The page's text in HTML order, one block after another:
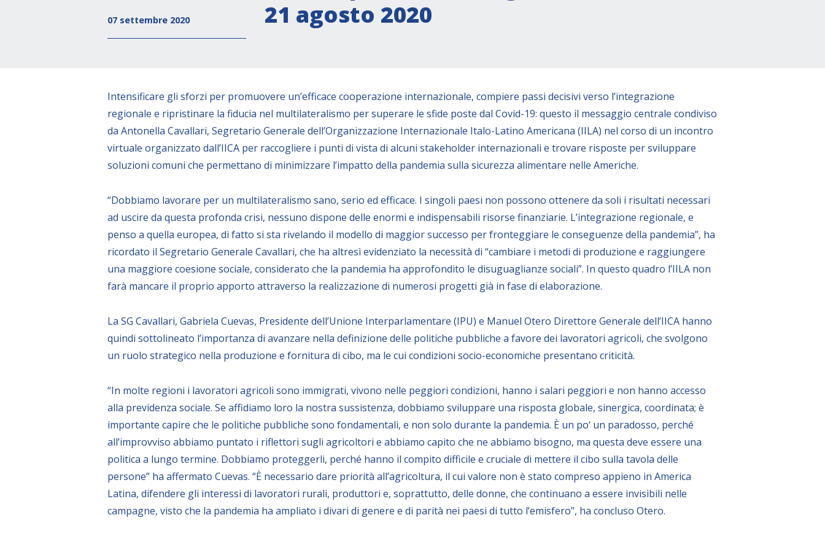
07 settembre 2020
21 agosto 2020
Intensificare gli sforzi per promuovere un’efficace cooperazione internazionale, compiere passi decisivi verso l’integrazione
regionale e ripristinare la fiducia nel multilateralismo per superare le sfide poste dal Covid-19: questo il messaggio centrale condiviso
da Antonella Cavallari, Segretario Generale dell’Organizzazione Internazionale Italo-Latino Americana (IILA) nel corso di un incontro
virtuale organizzato dall’IICA per raccogliere i punti di vista di alcuni stakeholder internazionali e trovare risposte per sviluppare
soluzioni comuni che permettano di minimizzare l’impatto della pandemia sulla sicurezza alimentare nelle Americhe.
“Dobbiamo lavorare per un multilateralismo sano, serio ed efficace. I singoli paesi non possono ottenere da soli i risultati necessari
ad uscire da questa profonda crisi, nessuno dispone delle enormi e indispensabili risorse finanziarie. L’integrazione regionale, e
penso a quella europea, di fatto si sta rivelando il modello di maggior successo per fronteggiare le conseguenze della pandemia”, ha
ricordato il Segretario Generale Cavallari, che ha altresì evidenziato la necessità di “cambiare i metodi di produzione e raggiungere
una maggiore coesione sociale, considerato che la pandemia ha approfondito le disuguaglianze sociali”. In questo quadro l’IILA non
farà mancare il proprio apporto attraverso la realizzazione di numerosi progetti già in fase di elaborazione.
La SG Cavallari, Gabriela Cuevas, Presidente dell’Unione Interparlamentare (IPU) e Manuel Otero Direttore Generale dell’IICA hanno
quindi sottolineato l’importanza di avanzare nella definizione delle politiche pubbliche a favore dei lavoratori agricoli, che svolgono
un ruolo strategico nella produzione e fornitura di cibo, ma le cui condizioni socio-economiche presentano criticità.
“In molte regioni i lavoratori agricoli sono immigrati, vivono nelle peggiori condizioni, hanno i salari peggiori e non hanno accesso
alla previdenza sociale. Se affidiamo loro la nostra sussistenza, dobbiamo sviluppare una risposta globale, sinergica, coordinata; è
importante capire che le politiche pubbliche sono fondamentali, e non solo durante la pandemia. È un po‘ un paradosso, perché
all’improvviso abbiamo puntato i riflettori sugli agricoltori e abbiamo capito che ne abbiamo bisogno, ma questa deve essere una
politica a lungo termine. Dobbiamo proteggerli, perché hanno il compito difficile e cruciale di mettere il cibo sulla tavola delle
persone” ha affermato Cuevas. “È necessario dare priorità all’agricoltura, il cui valore non è stato compreso appieno in America
Latina, difendere gli interessi di lavoratori rurali, produttori e, soprattutto, delle donne, che continuano a essere invisibili nelle
campagne, visto che la pandemia ha ampliato i divari di genere e di parità nei paesi di tutto l’emisfero”, ha concluso Otero.